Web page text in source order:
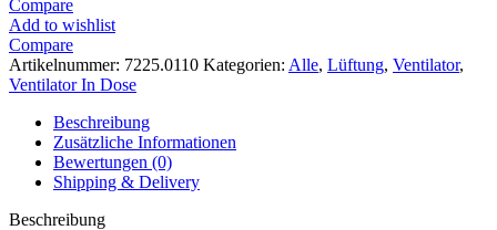
Compare
Add to wishlist
Compare
Artikelnummer: 7225.0110 Kategorien: Alle, Lüftung, Ventilator,
Ventilator In Dose
Beschreibung
Zusätzliche Informationen
Bewertungen (0)
Shipping & Delivery
Beschreibung